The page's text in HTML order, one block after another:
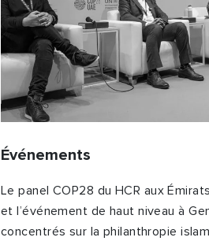
Événements
Le panel COP28 du HCR aux
et l’événement de haut niveau à
concentrés sur la philanthropie